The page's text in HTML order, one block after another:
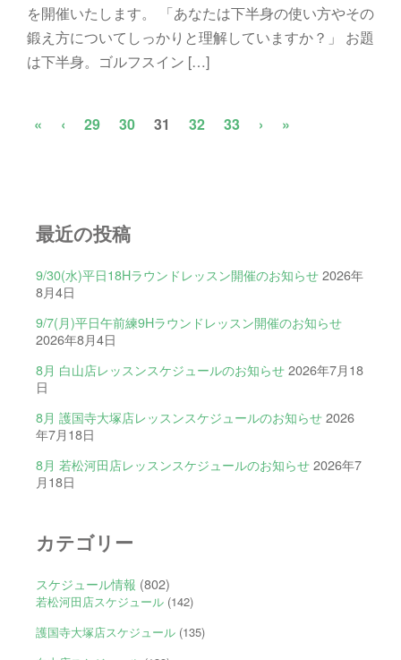
を開催いたします。 「あなたは下半身の使い方やその
鍛え方についてしっかりと理解していますか？」 お題
は下半身。ゴルフスイン […]
« ‹ 29 30 31 32 33 › »
最近の投稿
9/30(水)平日18Hラウンドレッスン開催のお知らせ 2026年
8月4日
9/7(月)平日午前練9Hラウンドレッスン開催のお知らせ
2026年8月4日
8月 白山店レッスンスケジュールのお知らせ 2026年7月18
日
8月 護国寺大塚店レッスンスケジュールのお知らせ 2026
年7月18日
8月 若松河田店レッスンスケジュールのお知らせ 2026年7
月18日
カテゴリー
スケジュール情報 (802)
若松河田店スケジュール(142)
護国寺大塚店スケジュール(135)